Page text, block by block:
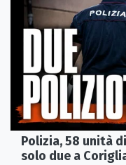
Polizia, 58 unità
solo due a